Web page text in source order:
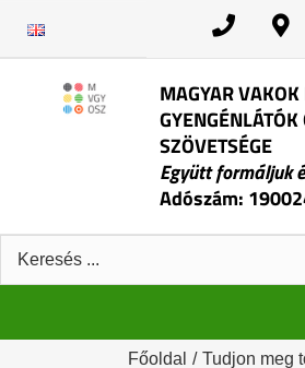
MAGYAR VAKOK
SZÖVETSÉGE
Együtt formáljuk
Adószám:
Keresés:
Főoldal / Tudjon meg